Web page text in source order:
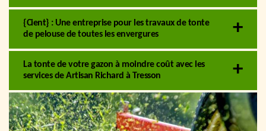
{Cient} : Une entreprise pour les travaux de tonte
de pelouse de toutes les envergures
La tonte de votre gazon à moindre coût avec les
services de Artisan Richard à Tresson